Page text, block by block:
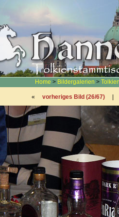
Home > Bildergalerien >
« vorheriges Bild (26/67)